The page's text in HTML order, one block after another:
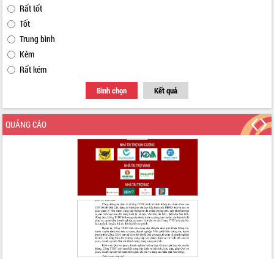
Rất tốt
Tốt
Trung bình
Kém
Rất kém
Bình chọn Kết quả
QUẢNG CÁO